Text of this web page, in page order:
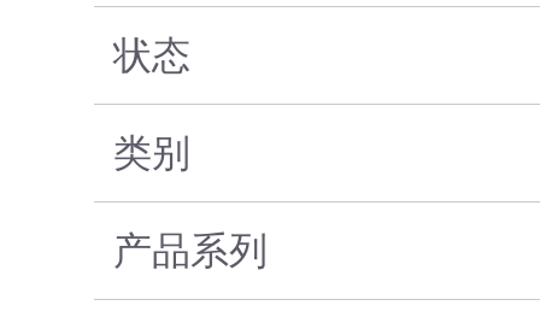
状态
类别
产品系列